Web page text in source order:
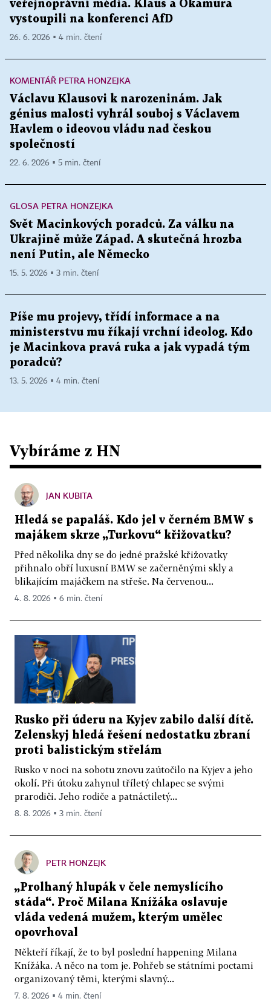
veřejnoprávní média. Klaus a Okamura
vystoupili na konferenci AfD
26. 6. 2026 ▪ 4 min. čtení
KOMENTÁŘ PETRA HONZEJKA
Václavu Klausovi k narozeninám. Jak
génius malosti vyhrál souboj s Václavem
Havlem o ideovou vládu nad českou
společností
22. 6. 2026 ▪ 5 min. čtení
GLOSA PETRA HONZEJKA
Svět Macinkových poradců. Za válku na
Ukrajině může Západ. A skutečná hrozba
není Putin, ale Německo
15. 5. 2026 ▪ 3 min. čtení
Píše mu projevy, třídí informace a na
ministerstvu mu říkají vrchní ideolog. Kdo
je Macinkova pravá ruka a jak vypadá tým
poradců?
13. 5. 2026 ▪ 4 min. čtení
Vybíráme z HN
JAN KUBITA
Hledá se papaláš. Kdo jel v černém BMW s
majákem skrze „Turkovu“ křižovatku?
Před několika dny se do jedné pražské křižovatky
přihnalo obří luxusní BMW se začerněnými skly a
blikajícím majáčkem na střeše. Na červenou...
4. 8. 2026 ▪ 6 min. čtení
Rusko při úderu na Kyjev zabilo další dítě.
Zelenskyj hledá řešení nedostatku zbraní
proti balistickým střelám
Rusko v noci na sobotu znovu zaútočilo na Kyjev a jeho
okolí. Při útoku zahynul tříletý chlapec se svými
prarodiči. Jeho rodiče a patnáctiletý...
8. 8. 2026 ▪ 3 min. čtení
PETR HONZEJK
„Prolhaný hlupák v čele nemyslícího
stáda“. Proč Milana Knížáka oslavuje
vláda vedená mužem, kterým umělec
opovrhoval
Někteří říkají, že to byl poslední happening Milana
Knížáka. A něco na tom je. Pohřeb se státními poctami
organizovaný těmi, kterými slavný...
7. 8. 2026 ▪ 4 min. čtení